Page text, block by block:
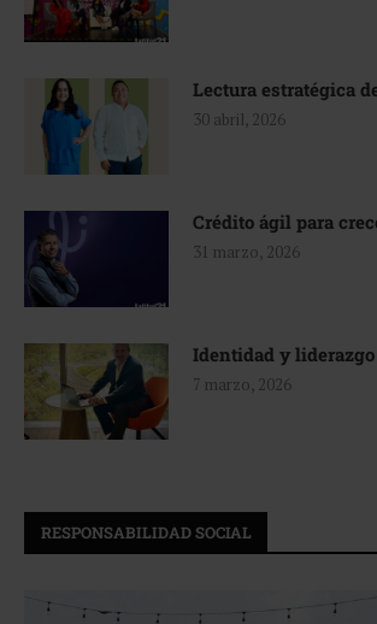
Lectura estratégica
30 abril, 2026
Crédito ágil para
31 marzo, 2026
Identidad y
7 marzo, 2026
RESPONSABILIDAD SOCIAL